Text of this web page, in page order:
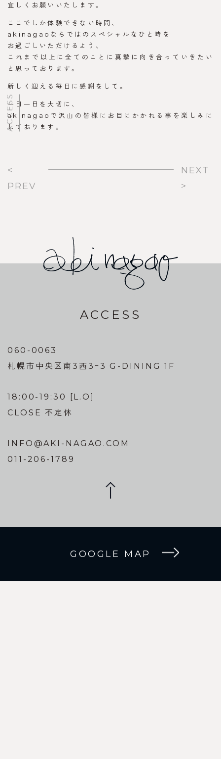
ACCESS
宜しくお願いいたします。
ここでしか体験できない時間、
akinagaoならではのスペシャルなひと時を
お過ごしいただけるよう、
これまで以上に全てのことに真摯に向き合っていきたい
と思っております。
新しく迎える毎日に感謝をして。
一日一日を大切に、
akinagaoで沢山の皆様にお目にかかれる事を楽しみに
しております。
<
PREV
NEXT
>
ACCESS
060-0063
札幌市中央区南3西3ｰ3 G-DINING 1F
18:00-19:30 [L.O]
CLOSE 不定休
INFO@AKI-NAGAO.COM
011-206-1789
GOOGLE MAP